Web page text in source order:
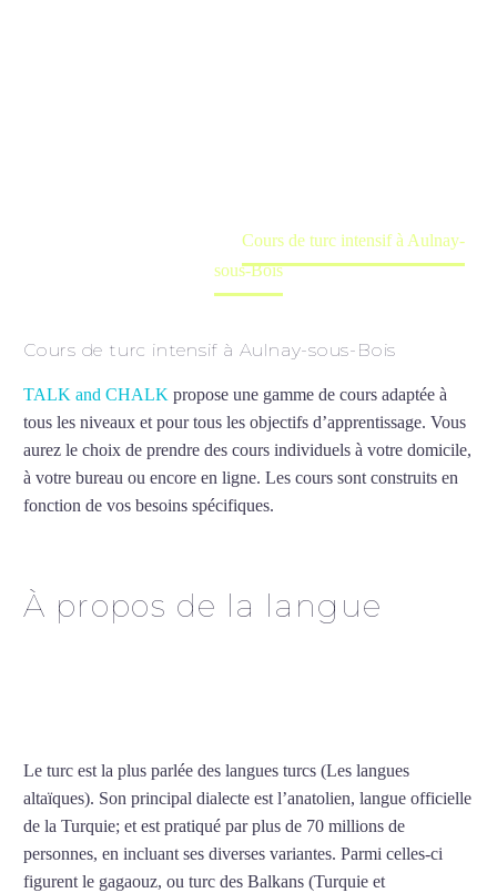
Cours de turc intensif à Aulnay-
sous-Bois
Cours de turc intensif à Aulnay-sous-Bois
TALK and CHALK propose une gamme de cours adaptée à
tous les niveaux et pour tous les objectifs d’apprentissage. Vous
aurez le choix de prendre des cours individuels à votre domicile,
à votre bureau ou encore en ligne. Les cours sont construits en
fonction de vos besoins spécifiques.
À propos de la langue
Le turc est la plus parlée des langues turcs (Les langues
altaïques). Son principal dialecte est l’anatolien, langue officielle
de la Turquie; et est pratiqué par plus de 70 millions de
personnes, en incluant ses diverses variantes. Parmi celles-ci
figurent le gagaouz, ou turc des Balkans (Turquie et